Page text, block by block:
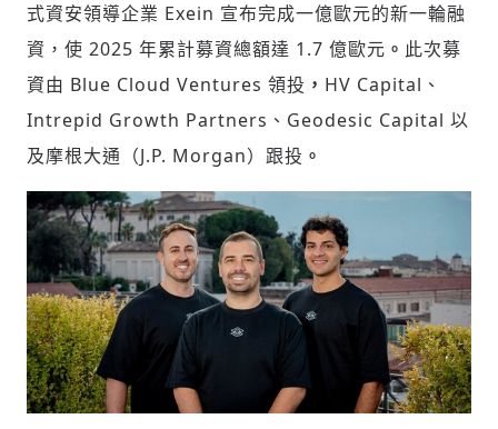
人文
式資安領導企業 Exein 宣布完成一億歐元的新一輪融
資，使 2025 年累計募資總額達 1.7 億歐元 。 此次募
資由 Blue Cloud Ventures 領投 ， HV Capital、
Intrepid Growth Partners、Geodesic Capital 以
及摩根大通（J.P. Morgan）跟投 。